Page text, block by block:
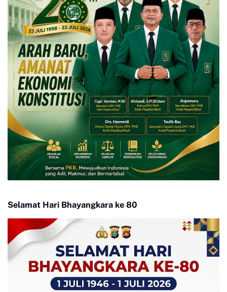
Selamat Hari Bhayangkara ke 80